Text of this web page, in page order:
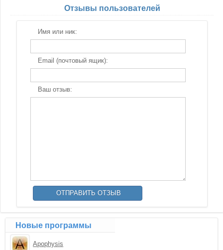
Отзывы пользователей
Имя или ник:
Email (почтовый ящик):
Ваш отзыв:
Новые программы
Apophysis